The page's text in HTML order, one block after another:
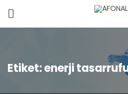
Etiket:enerji